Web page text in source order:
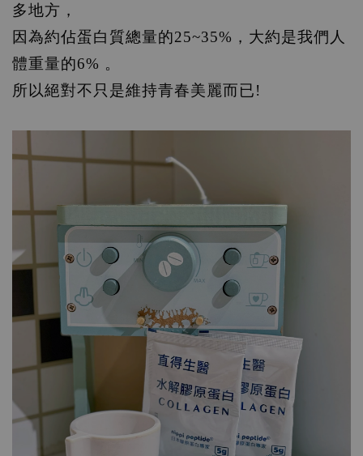
多地方，
因為約佔蛋白質總量的25~35%，大約是我們人
體重量的6% 。
所以絕對不只是維持青春美麗而已!